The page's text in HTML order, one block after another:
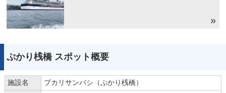
ぷかり桟橋 スポット概要
施設名
プカリサンバシ（ぷかり桟橋）